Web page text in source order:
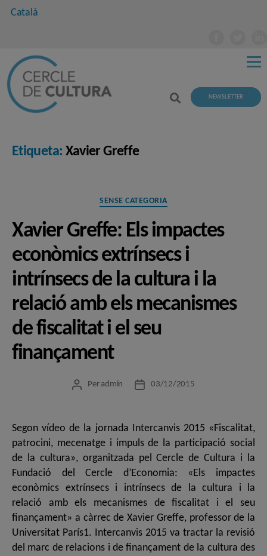
Català
NEWSLETTER
Etiqueta: Xavier Greffe
Categories
SENSE CATEGORIA
Xavier Greffe: Els impactes
econòmics extrínsecs i
intrínsecs de la cultura i la
relació amb els mecanismes
de fiscalitat i el seu
finançament
Autor
Per admin
Data03/12/2015
Segon vídeo de la jornada Intercanvis 2015 «Fiscalitat,
patrocini, mecenatge i impuls de la participació social
de la cultura», organitzada pel Cercle de Cultura i la
Fundació del Cercle d’Economia: «Els impactes
econòmics extrínsecs i intrínsecs de la cultura i la
relació amb els mecanismes de fiscalitat i el seu
finançament» a càrrec de Xavier Greffe, professor de la
Universitat París1. Intercanvis 2015 va tractar la revisió
del marc de relacions i de finançament de la cultura des